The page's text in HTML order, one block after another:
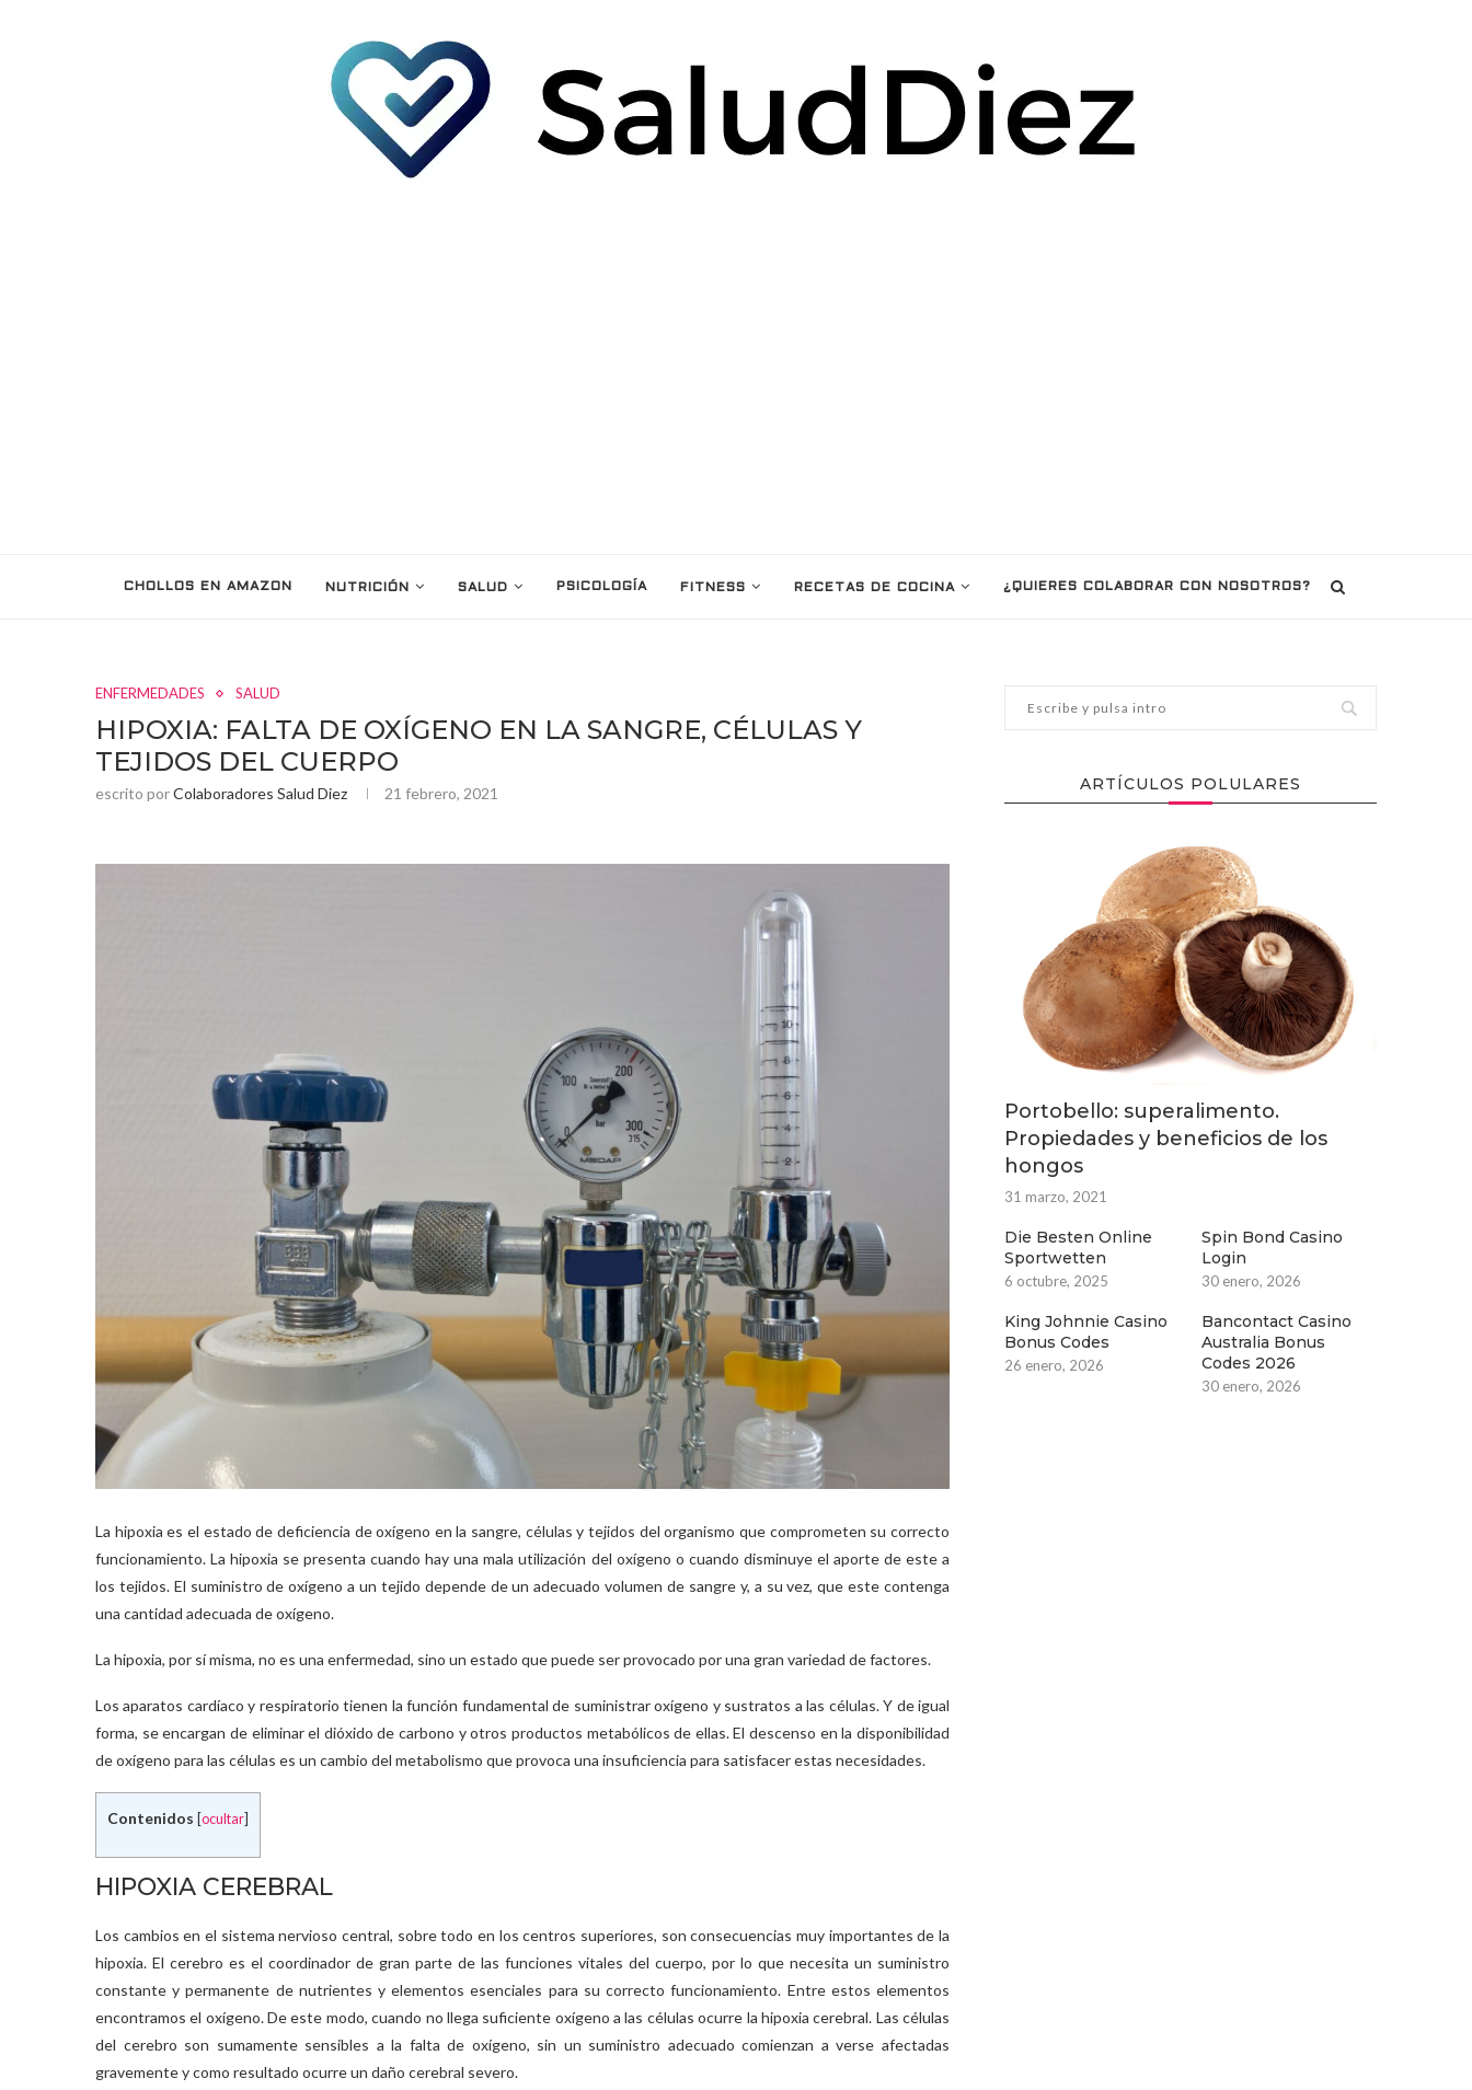
CHOLLOS EN AMAZON NUTRICIÓN SALUD PSICOLOGÍA FITNESS RECETAS DE COCINA ¿QUIERES COLABORAR CON NOSOTROS?
ENFERMEDADES SALUD
HIPOXIA: FALTA DE OXÍGENO EN LA SANGRE, CÉLULAS Y
TEJIDOS DEL CUERPO
escrito porColaboradores Salud Diez 21 febrero, 2021
La hipoxia es el estado de deficiencia de oxígeno en la sangre, células y tejidos del organismo que comprometen su correcto
funcionamiento. La hipoxia se presenta cuando hay una mala utilización del oxígeno o cuando disminuye el aporte de este a
los tejidos. El suministro de oxígeno a un tejido depende de un adecuado volumen de sangre y, a su vez, que este contenga
una cantidad adecuada de oxígeno.
La hipoxia, por sí misma, no es una enfermedad, sino un estado que puede ser provocado por una gran variedad de factores.
Los aparatos cardíaco y respiratorio tienen la función fundamental de suministrar oxígeno y sustratos a las células. Y de igual
forma, se encargan de eliminar el dióxido de carbono y otros productos metabólicos de ellas. El descenso en la disponibilidad
de oxígeno para las células es un cambio del metabolismo que provoca una insuficiencia para satisfacer estas necesidades.
Contenidos [ocultar]
HIPOXIA CEREBRAL
Los cambios en el sistema nervioso central, sobre todo en los centros superiores, son consecuencias muy importantes de la
hipoxia. El cerebro es el coordinador de gran parte de las funciones vitales del cuerpo, por lo que necesita un suministro
constante y permanente de nutrientes y elementos esenciales para su correcto funcionamiento. Entre estos elementos
encontramos el oxígeno. De este modo, cuando no llega suficiente oxígeno a las células ocurre la hipoxia cerebral. Las células
del cerebro son sumamente sensibles a la falta de oxígeno, sin un suministro adecuado comienzan a verse afectadas
gravemente y como resultado ocurre un daño cerebral severo.
ARTÍCULOS POLULARES
Portobello: superalimento.
Propiedades y beneficios de los
hongos
31 marzo, 2021
Die Besten Online
Sportwetten
6 octubre, 2025
Spin Bond Casino
Login
30 enero, 2026
King Johnnie Casino
Bonus Codes
26 enero, 2026
Bancontact Casino
Australia Bonus
Codes 2026
30 enero, 2026